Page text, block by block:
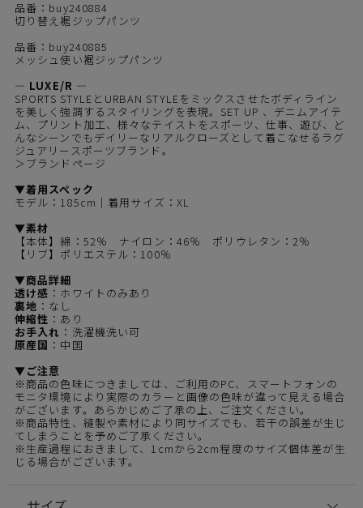
品番：buy240884
切り替え裾ジップパンツ
品番：buy240885
メッシュ使い裾ジップパンツ
― LUXE/R ―
SPORTS STYLEとURBAN STYLEをミックスさせたボディライン
を美しく強調するスタイリングを表現。SET UP 、デニムアイテ
ム、プリント加工、様々なテイストをスポーツ、仕事、遊び、ど
んなシーンでもデイリーなリアルクローズとして着こなせるラグ
ジュアリースポーツブランド。
＞ブランドページ
▼着用スペック
モデル：185cm｜着用サイズ：XL
▼素材
【本体】綿：52％ ナイロン：46％ ポリウレタン：2％
【リブ】ポリエステル：100％
▼商品詳細
透け感 ：ホワイトのみあり
裏地 ：なし
伸縮性 ：あり
お手入れ ：洗濯機洗い可
原産国 ：中国
▼ご注意
※商品の色味につきましては、ご利用のPC、スマートフォンの
モニタ環境により実際のカラーと画像の色味が違って見える場合
がございます。あらかじめご了承の上、ご注文ください。
※商品特性、縫製や素材により同サイズでも、若干の誤差が生じ
てしまうことを予めご了承ください。
※生産過程におきまして、1cmから2cm程度のサイズ個体差が生
じる場合がございます。